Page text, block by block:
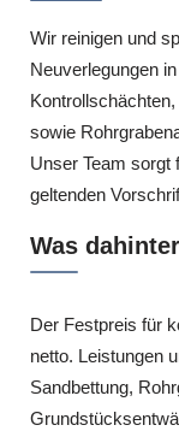
Wir reinigen und
Neuverlegungen
sowie
Unser Team sorgt
geltenden
Was
Der Festpreis für
netto. Leistungen
Sandbettung,